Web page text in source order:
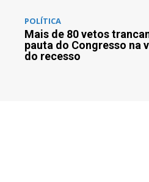
POLÍTICA
Mais de 80 vetos
pauta do Congresso na
do recesso